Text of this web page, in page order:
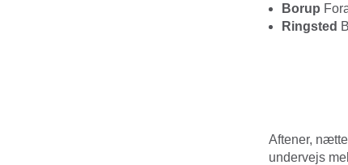
Borup
Ringsted
Aftener,
undervejs